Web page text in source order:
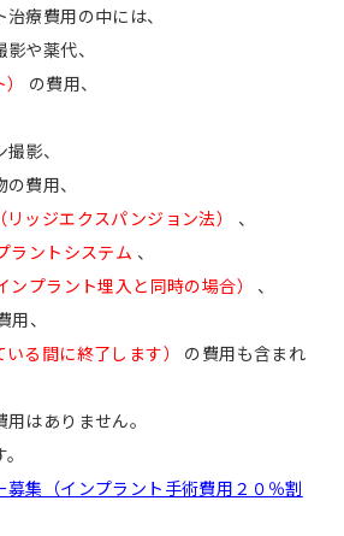
療費用の中には、
や薬代、
の費用、
影、
費用、
ッジエクスパンジョン法）
、
ラントシステム 、
プラント埋入と同時の場合）
、
用、
る間に終了します）
の費用も含まれ
はありません。
募集（インプラント手術費用２０％割